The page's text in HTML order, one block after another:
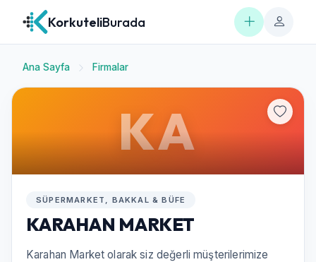
KorkuteliBurada
Ana Sayfa Firmalar
KA
SÜPERMARKET, BAKKAL & BÜFE
KARAHAN MARKET
Karahan Market olarak siz değerli müşterilerimize